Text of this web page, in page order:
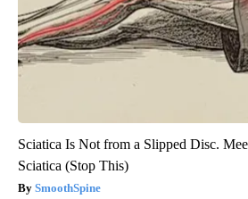
Sciatica Is Not from a Slipped Disc.
Sciatica (Stop This)
SmoothSpine